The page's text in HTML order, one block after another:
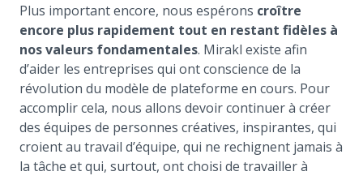
Plus important encore, nous espérons croître
encore plus rapidement tout en restant fidèles à
nos valeurs fondamentales. Mirakl existe afin
d’aider les entreprises qui ont conscience de la
révolution du modèle de plateforme en cours. Pour
accomplir cela, nous allons devoir continuer à créer
des équipes de personnes créatives, inspirantes, qui
croient au travail d’équipe, qui ne rechignent jamais à
la tâche et qui, surtout, ont choisi de travailler à